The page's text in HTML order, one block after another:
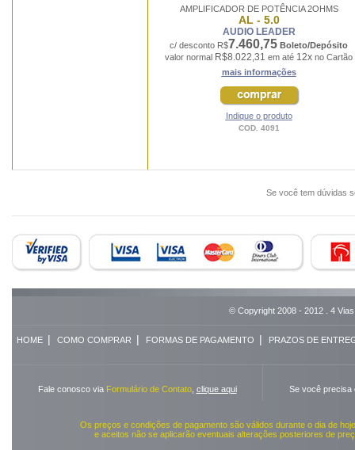
AMPLIFICADOR DE POTÊNCIA 2OHMS
AL - 5.0
AUDIO LEADER
c/ desconto R$7.460,75 Boleto/Depósito
valor normal R$8.022,31 em até 12x no Cartão
mais informações
Indique o produto
COD. 4091
Se você tem dúvidas
© Copyright 2008 - 2012 . 4
HOME| COMO COMPRAR | FORMAS DE PAGAMENTO | PRAZOS DE
Fale conosco via Formulário de Contato, clique aqui Se você precisa
Os preços e condições de pagamento são válidos durante o dia de
e aceitos não se aplicarão eventuais alterações posteriores de